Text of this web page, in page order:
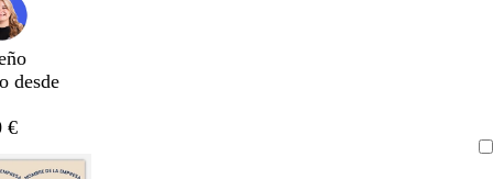
desde
€